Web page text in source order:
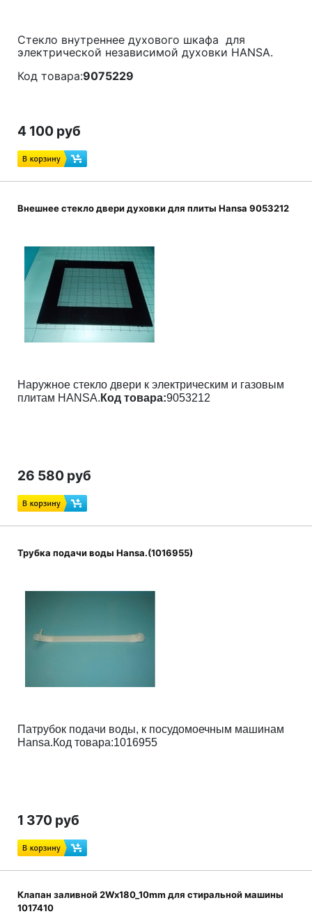
Стекло внутреннее духового шкафа для
электрической независимой духовки HANSA.
Код товара:9075229
4 100 руб
Внешнее стекло двери духовки для плиты Hansa 9053212
Наружное стекло двери к электрическим и газовым
плитам HANSA. Код товара:9053212
26 580 руб
Трубка подачи воды Hansa.(1016955)
Патрубок подачи воды, к посудомоечным машинам
Hansa.Код товара:1016955
1 370 руб
Клапан заливной 2Wx180_10mm для стиральной машины
1017410